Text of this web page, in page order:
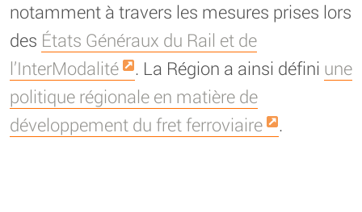
notamment à travers les mesures prises lors
des États Généraux du Rail et de
l’InterModalité
. La Région a ainsi défini une
politique régionale en matière de
développement du fret ferroviaire
.